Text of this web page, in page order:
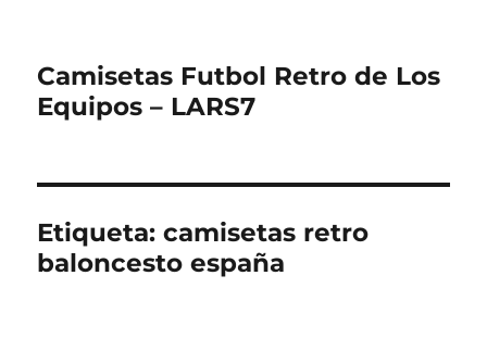
Camisetas Futbol Retro de Los
Equipos – LARS7
Etiqueta:camisetas retro
baloncesto españa